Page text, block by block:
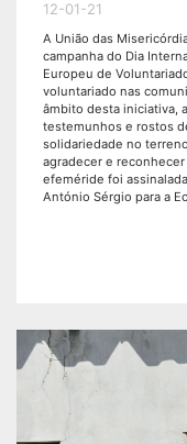
12-01-21
A União das
campanha do Dia
Europeu de
voluntariado nas
âmbito desta iniciativa,
testemunhos e rostos
solidariedade no
agradecer e
efeméride foi
António Sérgio para a